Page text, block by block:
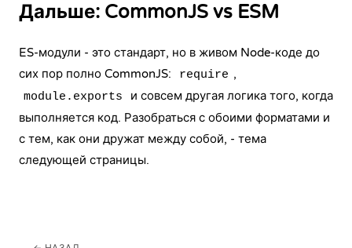
Дальше: CommonJS vs ESM
ES-модули - это стандарт, но в живом Node-коде до
сих пор полно CommonJS:
require ,
module.exports
и совсем другая логика того, когда
выполняется код. Разобраться с обоими форматами и
с тем, как они дружат между собой, - тема
следующей страницы.